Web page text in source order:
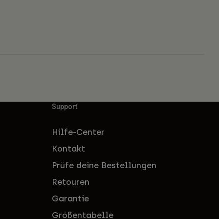
Support
Hilfe-Center
Kontakt
Prüfe deine Bestellungen
Retouren
Garantie
Größentabelle